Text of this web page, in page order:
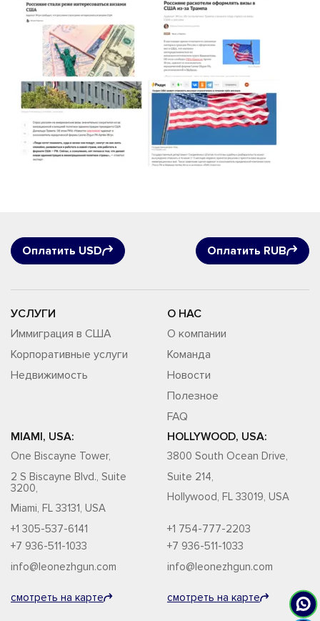
Оплатить USD Оплатить RUB
УСЛУГИ
Иммиграция в США
Корпоративные услуги
Недвижимость
О НАС
О компании
Команда
Новости
Полезное
FAQ
MIAMI, USA:
One Biscayne Tower,
2 S Biscayne Blvd., Suite
3200,
Miami, FL 33131, USA
+1 305-537-6141
+7 936-511-1033
info@leonezhgun.com
смотреть на карте
HOLLYWOOD, USA:
3800 South Ocean Drive,
Suite 214,
Hollywood, FL 33019, USA
+1 754-777-2203
+7 936-511-1033
info@leonezhgun.com
смотреть на карте